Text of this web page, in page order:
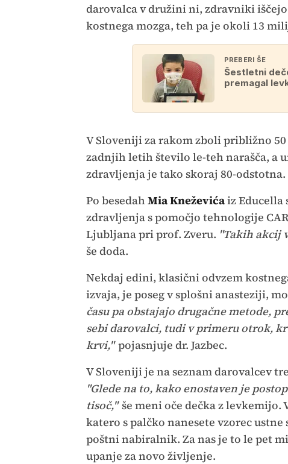
darovalca v družini ni, zdravniki
kostnega mozga, teh pa je okoli 13
PREBERI ŠE
Šestletni
premagal
V Sloveniji za rakom zboli približno
zadnjih letih število le-teh narašča, a
zdravljenja je tako skoraj 80-odstotna.
Po besedahMia Kneževićaiz Educella
zdravljenja s pomočjo tehnologije
Ljubljana pri prof. Zveru. "Takih akcij
še doda.
Nekdaj edini, klasični odvzem
izvaja, je poseg v splošni anasteziji,
času pa obstajajo drugačne metode,
sebi darovalci, tudi v primeru otrok,
krvi,"pojasnjuje dr. Jazbec.
V Sloveniji je na seznam darovalcev
"Glede na to, kako enostaven je
tisoč,"še meni oče dečka z
katero s palčko nanesete vzorec
poštni nabiralnik. Za nas je to le pet
upanje za novo življenje.